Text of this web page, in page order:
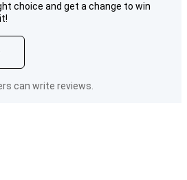
choice and get a change to win
can write reviews.